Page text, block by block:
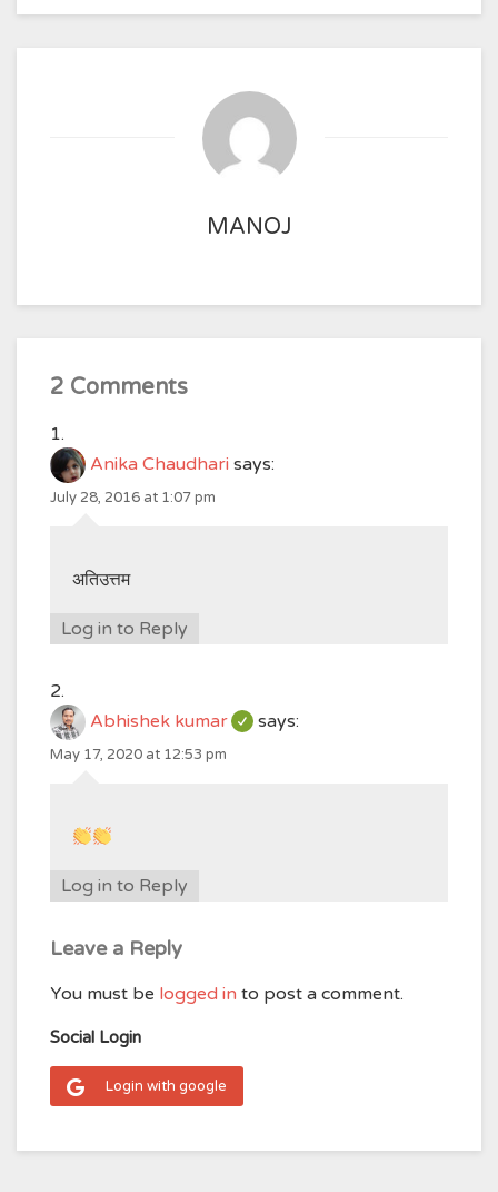
MANOJ
2 Comments
Anika Chaudhari says:
July 28, 2016 at 1:07 pm
अतिउत्तम
Log in to Reply
Abhishek kumar says:
May 17, 2020 at 12:53 pm
Log in to Reply
Leave a Reply
You must be logged in to post a comment.
Social Login
Login with google